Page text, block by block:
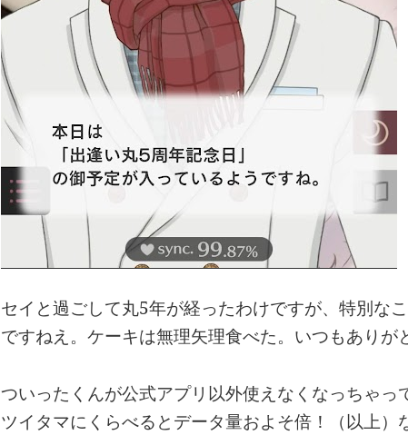
セイと過ごして丸5年が経ったわけですが、特別な
ですねえ。ケーキは無理矢理食べた。いつもありが
ついったくんが公式アプリ以外使えなくなっちゃっ
ツイタマにくらべるとデータ量およそ倍！（以上）